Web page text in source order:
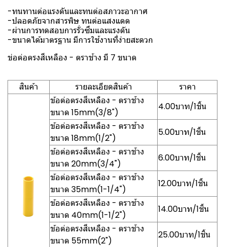
-ทนทานต่อแรงดันและทนต่อสภาวะอากาศ
-ปลอดภัยจากสารพิษ ทนต่อแสงแดด
-ผ่านการทดสอบการรั่วซึมและแรงดัน
-ขนาดได้มาตรฐาน มีการใช้งานที่ง่ายสะดวก
ข่อต่อตรงสีเหลือง - ตราช้าง มี 7 ขนาด
สินค้า รายละเอียดสินค้า
ราคา
ข้อต่อตรงสีเหลือง - ตราช้าง
ขนาด 15mm(3/8")
4.00บาท/1ชิ้น
ข้อต่อตรงสีเหลือง - ตราช้าง
ขนาด 18mm(1/2")
5.00บาท/1ชิ้น
ข้อต่อตรงสีเหลือง - ตราช้าง
ขนาด 20mm(3/4")
6.00บาท/1ชิ้น
ข้อต่อตรงสีเหลือง - ตราช้าง
ขนาด 35mm(1-1/4")
12.00บาท/1ชิ้น
ข้อต่อตรงสีเหลือง - ตราช้าง
ขนาด 40mm(1-1/2")
14.00บาท/1ชิ้น
ข้อต่อตรงสีเหลือง - ตราช้าง
ขนาด 55mm(2")
25.00บาท/1ชิ้น